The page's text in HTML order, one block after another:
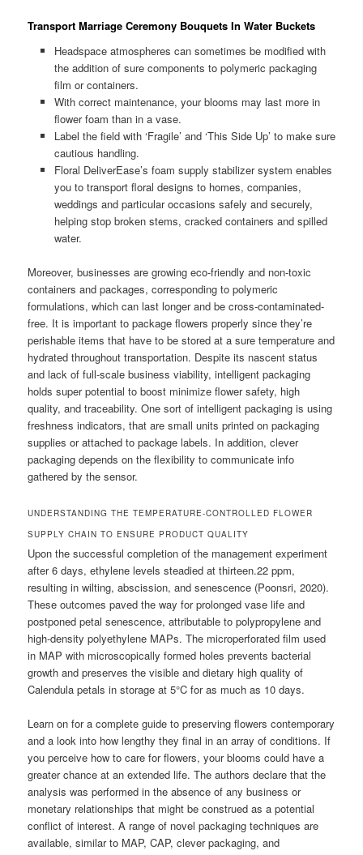
Transport Marriage Ceremony Bouquets In Water Buckets
Headspace atmospheres can sometimes be modified with
the addition of sure components to polymeric packaging
film or containers.
With correct maintenance, your blooms may last more in
flower foam than in a vase.
Label the field with ‘Fragile’ and ‘This Side Up’ to make sure
cautious handling.
Floral DeliverEase’s foam supply stabilizer system enables
you to transport floral designs to homes, companies,
weddings and particular occasions safely and securely,
helping stop broken stems, cracked containers and spilled
water.
Moreover, businesses are growing eco-friendly and non-toxic
containers and packages, corresponding to polymeric
formulations, which can last longer and be cross-contaminated-
free. It is important to package flowers properly since they’re
perishable items that have to be stored at a sure temperature and
hydrated throughout transportation. Despite its nascent status
and lack of full-scale business viability, intelligent packaging
holds super potential to boost minimize flower safety, high
quality, and traceability. One sort of intelligent packaging is using
freshness indicators, that are small units printed on packaging
supplies or attached to package labels. In addition, clever
packaging depends on the flexibility to communicate info
gathered by the sensor.
UNDERSTANDING THE TEMPERATURE-CONTROLLED FLOWER
SUPPLY CHAIN TO ENSURE PRODUCT QUALITY
Upon the successful completion of the management experiment
after 6 days, ethylene levels steadied at thirteen.22 ppm,
resulting in wilting, abscission, and senescence (Poonsri, 2020).
These outcomes paved the way for prolonged vase life and
postponed petal senescence, attributable to polypropylene and
high-density polyethylene MAPs. The microperforated film used
in MAP with microscopically formed holes prevents bacterial
growth and preserves the visible and dietary high quality of
Calendula petals in storage at 5°C for as much as 10 days.
Learn on for a complete guide to preserving flowers contemporary
and a look into how lengthy they final in an array of conditions. If
you perceive how to care for flowers, your blooms could have a
greater chance at an extended life. The authors declare that the
analysis was performed in the absence of any business or
monetary relationships that might be construed as a potential
conflict of interest. A range of novel packaging techniques are
available, similar to MAP, CAP, clever packaging, and